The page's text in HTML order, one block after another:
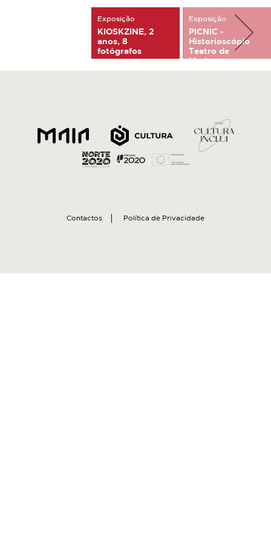
Exposição
KIOSKZINE, 2
anos, 8
fotógrafos
8 Outubro, 2022 - 20
Exposição
PICNIC -
Historioscópio
Teatro de
Marionetas
Contactos Política de Privacidade